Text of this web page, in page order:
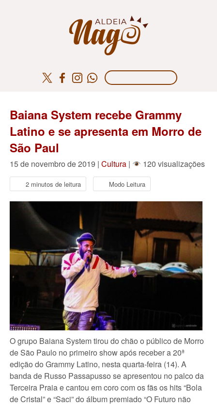
Baiana System recebe Grammy
Latino e se apresenta em Morro de
São Paul
15 de novembro de 2019 | Cultura | 120 visualizações
2 minutos de leitura Modo Leitura
O grupo Baiana System tirou do chão o público de Morro
de São Paulo no primeiro show após receber a 20ª
edição do Grammy Latino, nesta quarta-feira (14). A
banda de Russo Passapusso se apresentou no palco da
Terceira Praia e cantou em coro com os fãs os hits “Bola
de Cristal” e “Saci” do álbum premiado “O Futuro não